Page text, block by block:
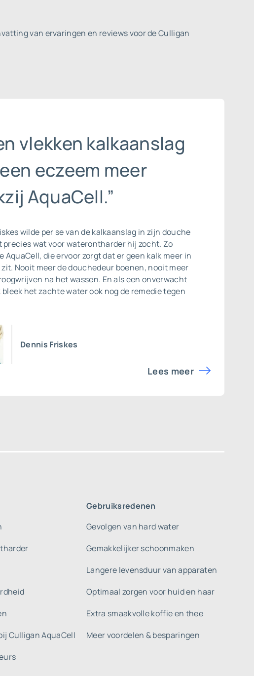
van ervaringen en reviews voor de Culligan
vlekken kalkaanslag
eczeem meer
AquaCell.”
wilde per se van dekalkaanslag in zijn douche
precies wat voor waterontharder hij zocht. Zo
AquaCell, die ervoor zorgt dat er geen kalk meer in
Nooit meer de douchedeur boenen, nooit meer
na het wassen. En als een onverwacht
het zachte water ook nog de remedie tegen
Dennis Friskes
Lees meer
Culligan AquaCell
Gebruiksredenen
Gevolgen van hard water
Gemakkelijker schoonmaken
Langere levensduur van apparaten
Optimaal zorgen voor huid en haar
Extra smaakvolle koffie en thee
Meer voordelen & besparingen